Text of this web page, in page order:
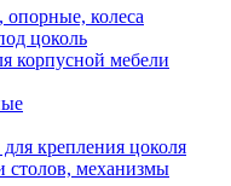
колеса
цоколь
корпусной мебели
крепления цоколя
столов, механизмы